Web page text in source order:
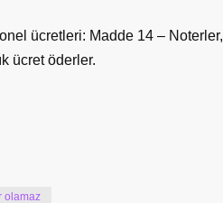
ücretleri: Madde 14 – Noterler,
ücret öderler.
olamaz